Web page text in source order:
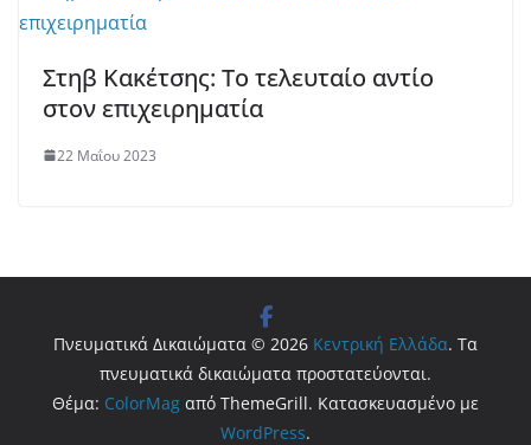
Στηβ Κακέτσης: Το τελευταίο αντίο
στον επιχειρηματία
22 Μαΐου 2023
Πνευματικά Δικαιώματα © 2026 Κεντρική Ελλάδα. Τα
πνευματικά δικαιώματα προστατεύονται.
Θέμα: ColorMag από ThemeGrill. Κατασκευασμένο με
WordPress.